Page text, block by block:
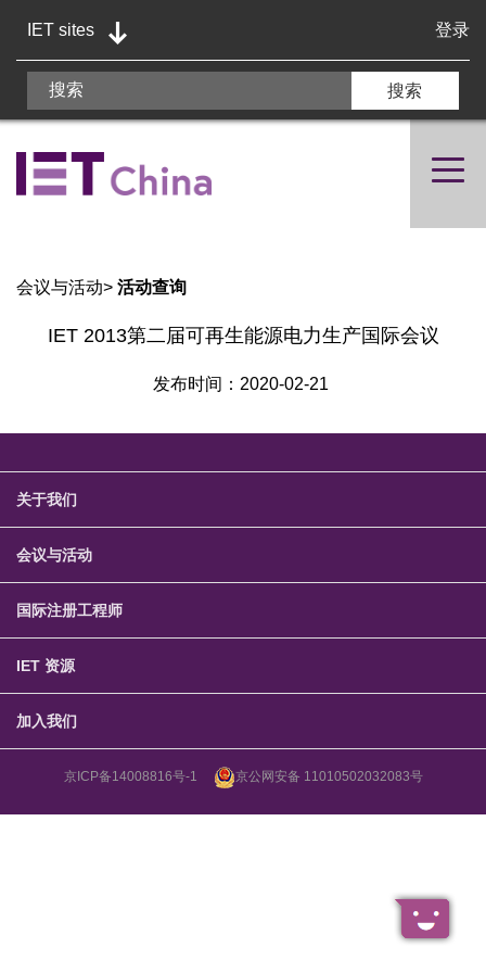
IET sites 登录
会议与活动> 活动查询
IET 2013第二届可再生能源电力生产国际会议
发布时间：2020-02-21
关于我们
会议与活动
国际注册工程师
IET 资源
加入我们
京ICP备14008816号-1 京公网安备 11010502032083号